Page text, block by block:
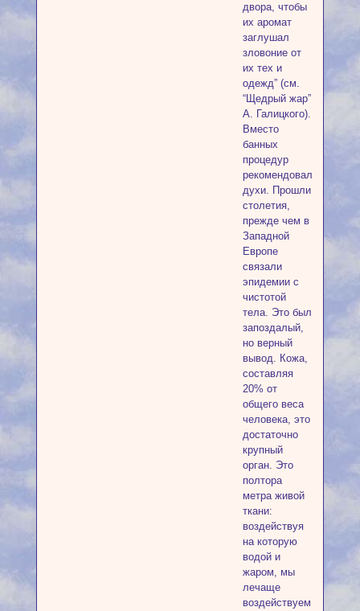
двора, чтобы
их аромат
заглушал
зловоние от
их тех и
одежд” (см.
“Щедрый жар”
А. Галицкого).
Вместо
банных
процедур
рекомендовались
духи. Прошли
столетия,
прежде чем в
Западной
Европе
связали
эпидемии с
чистотой
тела. Это был
запоздалый,
но верный
вывод. Кожа,
составляя
20% от
общего веса
человека, это
достаточно
крупный
орган. Это
полтора
метра живой
ткани:
воздействуя
на которую
водой и
жаром, мы
лечаще
воздействуем